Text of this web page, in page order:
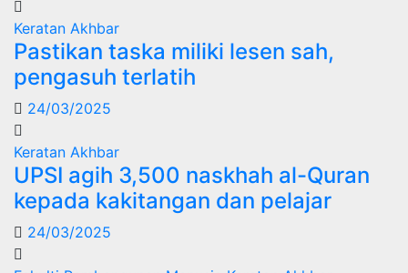
Keratan Akhbar
Pastikan taska miliki lesen sah,
pengasuh terlatih
24/03/2025
Keratan Akhbar
UPSI agih 3,500 naskhah al-Quran
kepada kakitangan dan pelajar
24/03/2025